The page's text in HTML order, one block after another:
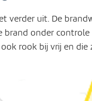
verder uit. De
brand onder
rook bij vrij en